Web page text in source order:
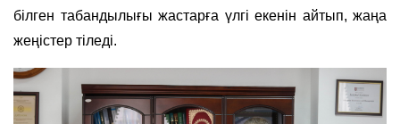
білген табандылығы жастарға үлгі екенін айтып, жаңа
жеңістер тіледі.